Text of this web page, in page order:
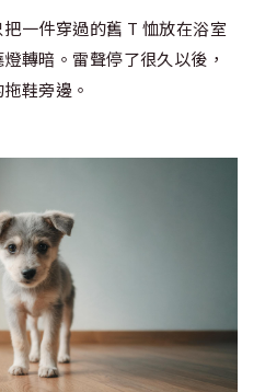
一件穿過的舊 T 恤放在浴室
轉暗。雷聲停了很久以後，
鞋旁邊。